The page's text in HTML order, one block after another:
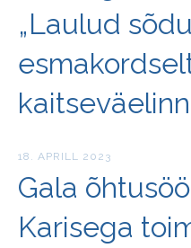
„Laulud
18. APRILL 2023
Gala
Karisega